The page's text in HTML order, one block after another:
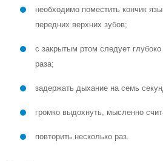
необходимо поместить кончик
передних верхних зубов;
с закрытым ртом следует
раза;
задержать дыхание на семь
громко выдохнуть, мысленно
повторить несколько раз.